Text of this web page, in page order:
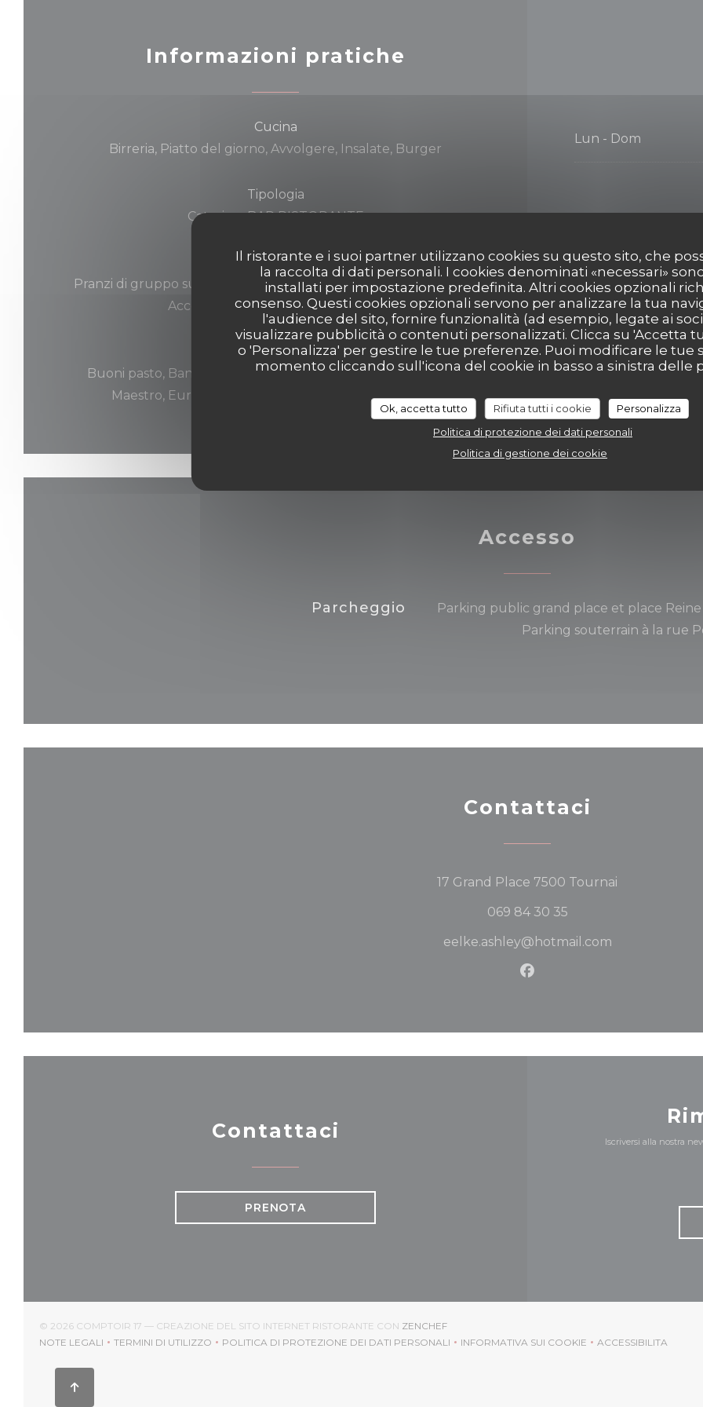
Il ristorante e i suoi partner utilizzano cookies su questo sito, che
la raccolta di dati personali. I cookies denominati «necessari»
installati per impostazione predefinita. Altri cookies opzionali
consenso. Questi cookies opzionali servono per analizzare la tua
l'audience del sito, fornire funzionalità (ad esempio, legate ai
visualizzare pubblicità o contenuti personalizzati. Clicca su 'Accetta
o 'Personalizza' per gestire le tue preferenze. Puoi modificare le tue
momento cliccando sull'icona del cookie in basso a sinistra delle
Ok, accetta tutto Rifiuta tutti i cookie
Personalizza
Politica di protezione dei dati personali
Politica di gestione dei cookie
Informazioni pratiche
Cucina
Birreria, Piatto del giorno, Avvolgere, Insalate, Burger
Tipologia
Catering, BAR RISTORANTE
Servizi
Pranzi di gruppo su prenotazione, Wifi, Terrazzo, Privatizzazione,
Accesso per disabili e servizi igienici
Metodo di pagamento
Buoni pasto, Bancontact / Mister Cash, Visa, Titoli Restaurant,
Maestro, Eurocard / Mastercard, Contanti, Bancomat
Lun - Dom
Accesso
Parcheggio
Parking public grand place et place Reine
Parking souterrain à la rue
Contattaci
17 Grand Place 7500 Tournai
069 84 30 35
eelke.ashley@hotmail.com
Facebook ((apre una
Contattaci
PRENOTA
Iscriversi alla nostra
© 2026 COMPTOIR 17 — CREAZIONE DEL SITO INTERNET RISTORANTE CON ZENCHEF((APRE UNA NUOVA FINESTRA))
NOTE LEGALI
((APRE UNA NUOVA FINESTRA))
TERMINI DI UTILIZZO
((APRE UNA NUOVA FINESTRA))
POLITICA DI PROTEZIONE DEI DATI PERSONALI
((APRE UNA NUOVA FINESTRA))
INFORMATIVA SUI COOKIE
((APRE UNA NUOVA FINESTRA))
ACCESSIBILITA
((APRE UNA